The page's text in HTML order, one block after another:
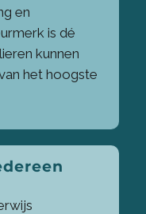
en
is dé
kunnen
het hoogste